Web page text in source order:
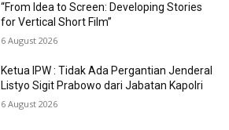
“From Idea to Screen: Developing Stories
for Vertical Short Film”
6 August 2026
Ketua IPW : Tidak Ada Pergantian Jenderal
Listyo Sigit Prabowo dari Jabatan Kapolri
6 August 2026